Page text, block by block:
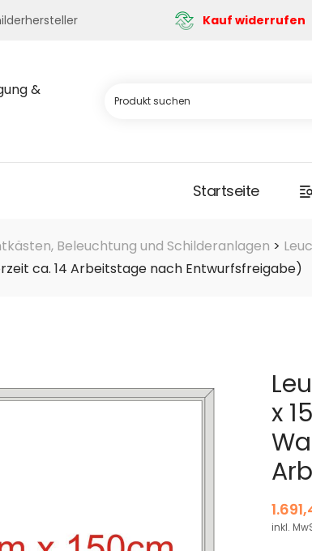
Kauf widerrufen
Startseite
Beleuchtung und Schilderanlagen >
ca. 14 Arbeitstage nach Entwurfsfreigabe)
x
inkl.